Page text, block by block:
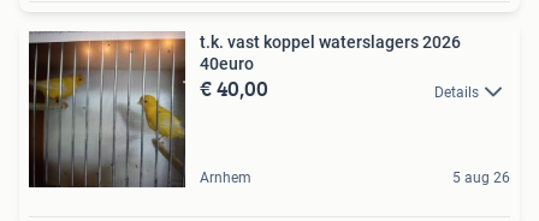
t.k. vast koppel waterslagers 2026
40euro
€ 40,00 Details
Arnhem 5 aug 26